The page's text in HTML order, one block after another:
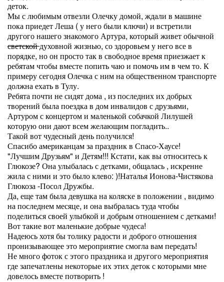
деток.
Мы с любимым отвезли Олечку домой, ждали в машине
пока приедет Леша ( у него были ключи) и встретили
другого нашего знакомого Артура, который живет обычной
светскойдуховной жизнью, со здоровьем у него все в
порядке, но он просто так в свободное время приезжает к
ребятам чтобы вместе попить чаю и помочь им в чем то. К
примеру сегодня Олечка с ним на общественном транспорте
должна ехать в Тулу.
Ребята почти не сидят дома , из последних их добрых
творений была поездка в дом инвалидов с друзьями,
Артуром с концертом и маленькой собачкой Лилушей
которую они дают всем желающим погладить..
Такой вот чудесный день получился!
Спасибо американцам за праздник в Спасо-Хаусе!
"Лучшим Друзьям" и Детям!!! Кстати, как вы относитесь к
Глюкозе? Она улыбалась с детками, общалась , искренне
жила с ними и это было клево: )!Наталья Ионова-Чистякова
Глюкоза -Посол Дружбы.
Да, еще там была девушка на коляске в положении , видимо
на последнем месяце, и она выбралась туда чтобы
поделиться своей улыбкой и добрым отношением с детками!
Вот такие вот маленькие добрые чудеса!
Надеюсь хотя бы толику радости и доброго отношения
пронизывающее это мероприятие смогла вам передать!
Не много фоток с этого праздника и другого мероприятия
где запечатлены некоторые их этих деток с которыми мне
довелось вместе потворить !